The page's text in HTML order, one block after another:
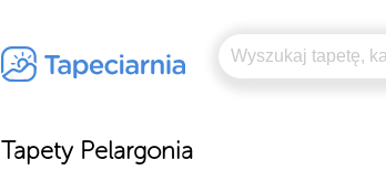
Tapety Pelargonia